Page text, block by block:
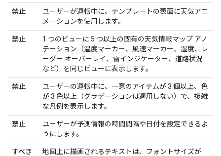
禁止
ユーザーが運転中に、テンプレートの表面に天気アニ
メーションを使用します。
禁止
1 つのビューに 5 つ以上の固有の天気情報マップ アノ
テーション（温度マーカー、風速マーカー、湿度、レ
ーダー オーバーレイ、雷インジケーター、道路状況
など）を同じビューに表示します。
禁止
ユーザーの運転中に、一意のアイテムが 3 個以上、色
が 3 色以上（グラデーションは適用しない）で、複雑
な凡例を表示します。
禁止
ユーザーが予測情報の時間間隔や日付を設定できるよ
うにします。
すべき
地図上に描画されるテキストは、フォントサイズが